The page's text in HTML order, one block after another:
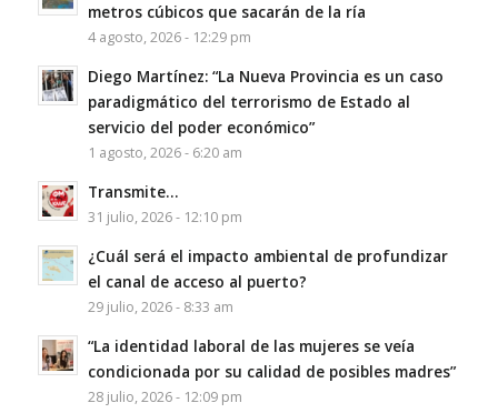
metros cúbicos que sacarán de la ría
4 agosto, 2026 - 12:29 pm
Diego Martínez: “La Nueva Provincia es un caso
paradigmático del terrorismo de Estado al
servicio del poder económico”
1 agosto, 2026 - 6:20 am
Transmite…
31 julio, 2026 - 12:10 pm
¿Cuál será el impacto ambiental de profundizar
el canal de acceso al puerto?
29 julio, 2026 - 8:33 am
“La identidad laboral de las mujeres se veía
condicionada por su calidad de posibles madres”
28 julio, 2026 - 12:09 pm